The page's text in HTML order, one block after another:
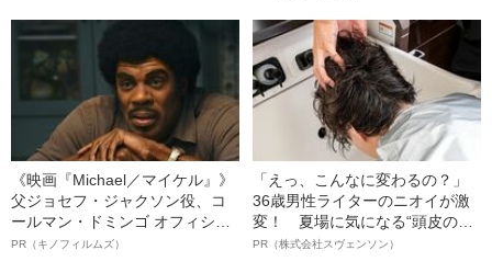
《映画『Michael／マイケル』》
父ジョセフ・ジャクソン役、コ
ールマン・ドミンゴ オフィシャ
ルインタビュー“観客を魅了した
PR（キノフィルムズ）
「えっ、こんなに変わるの？」
36歳男性ライターのニオイが激
変！ 夏場に気になる“頭皮のニ
オイ”や“ベタつき”を解消す
PR（株式会社スヴェンソン）